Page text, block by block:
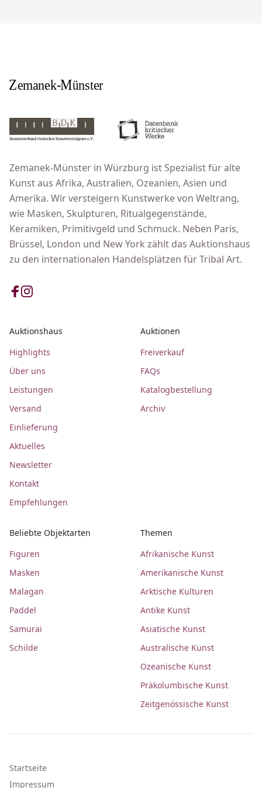
Zemanek-Münster in Würzburg ist Spezialist für alte
Kunst aus Afrika, Australien, Ozeanien, Asien und
Amerika. Wir versteigern Kunstwerke von Weltrang,
wie Masken, Skulpturen, Ritualgegenstände,
Keramiken, Primitivgeld und Schmuck. Neben Paris,
Brüssel, London und New York zählt das Auktionshaus
zu den internationalen Handelsplätzen für Tribal Art.
Auktionshaus
Highlights
Über uns
Leistungen
Versand
Einlieferung
Aktuelles
Newsletter
Kontakt
Empfehlungen
Auktionen
Freiverkauf
FAQs
Katalogbestellung
Archiv
Beliebte Objektarten
Figuren
Masken
Malagan
Paddel
Samurai
Schilde
Themen
Afrikanische Kunst
Amerikanische Kunst
Arktische Kulturen
Antike Kunst
Asiatische Kunst
Australische Kunst
Ozeanische Kunst
Präkolumbische Kunst
Zeitgenössische Kunst
Startseite
Impressum